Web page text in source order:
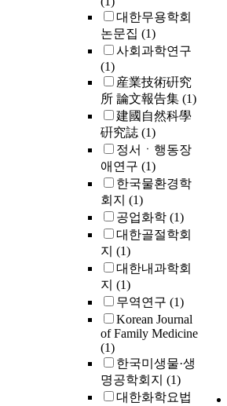
대한무용학회
논문집 (1)
사회과학연구
(1)
産業技術硏究
所 論文報告集 (1)
建國自然科學
硏究誌 (1)
정서ㆍ행동장
애연구 (1)
한국물환경학
회지 (1)
공업화학 (1)
대한골절학회
지 (1)
대한내과학회
지 (1)
무역연구 (1)
Korean Journal
of Family Medicine
(1)
한국미생물·생
명공학회지 (1)
대한화학요법